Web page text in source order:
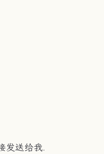
发送给我.